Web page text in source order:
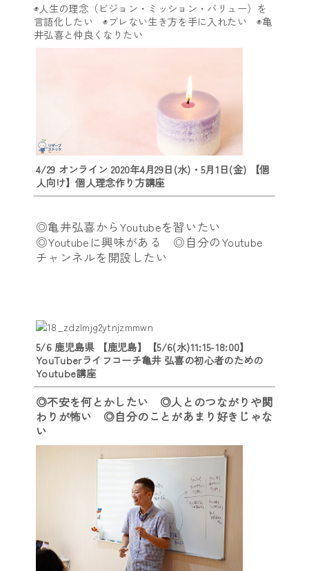
◉人生の理念（ビジョン・ミッション・バリュー）を
言語化したい ◉ブレない生き方を手に入れたい ◉亀
井弘喜と仲良くなりたい
4/29 オンライン 2020年4月29日(水)・5月1日(金) 【個
人向け】個人理念作り方講座
◎亀井弘喜からYoutubeを習いたい
◎Youtubeに興味がある ◎自分のYoutube
チャンネルを開設したい
5/6 鹿児島県 【鹿児島】【5/6(水)11:15-18:00】
YouTuberライフコーチ亀井 弘喜の初心者のための
Youtube講座
◎不安を何とかしたい ◎人とのつながりや関
わりが怖い ◎自分のことがあまり好きじゃな
い